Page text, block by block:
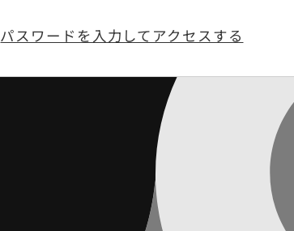
パスワードを入力してアクセスする